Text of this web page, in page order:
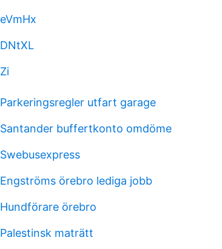
eVmHx
DNtXL
Zi
Parkeringsregler utfart garage
Santander buffertkonto omdöme
Swebusexpress
Engströms örebro lediga jobb
Hundförare örebro
Palestinsk maträtt